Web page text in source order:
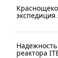
экспедиция
реактора